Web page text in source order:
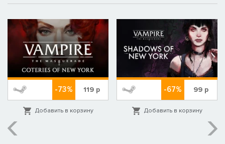
-73% 119 р
Добавить в корзину
-67% 99р
Добавить в корзину